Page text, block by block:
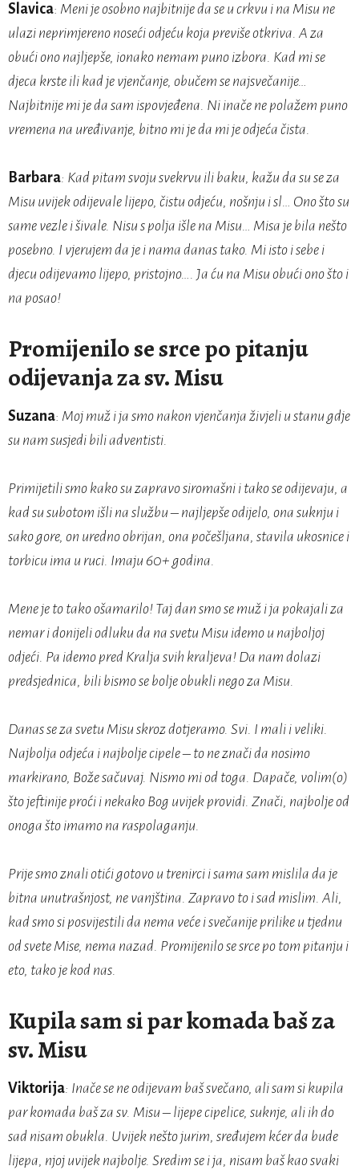
Slavica: Meni je osobno najbitnije da se u crkvu i na Misu ne
ulazi neprimjereno noseći odjeću koja previše otkriva. A za
obući ono najljepše, ionako nemam puno izbora. Kad mi se
djeca krste ili kad je vjenčanje, obučem se najsvečanije…
Najbitnije mi je da sam ispovjeđena. Ni inače ne polažem puno
vremena na uređivanje, bitno mi je da mi je odjeća čista.
Barbara: Kad pitam svoju svekrvu ili baku, kažu da su se za
Misu uvijek odijevale lijepo, čistu odjeću, nošnju i sl… Ono što su
same vezle i šivale. Nisu s polja išle na Misu… Misa je bila nešto
posebno. I vjerujem da je i nama danas tako. Mi isto i sebe i
djecu odijevamo lijepo, pristojno…. Ja ću na Misu obući ono što i
na posao!
Promijenilo se srce po pitanju
odijevanja za sv. Misu
Suzana: Moj muž i ja smo nakon vjenčanja živjeli u stanu gdje
su nam susjedi bili adventisti.
Primijetili smo kako su zapravo siromašni i tako se odijevaju, a
kad su subotom išli na službu – najljepše odijelo, ona suknju i
sako gore, on uredno obrijan, ona počešljana, stavila ukosnice i
torbicu ima u ruci. Imaju 60+ godina.
Mene je to tako ošamarilo! Taj dan smo se muž i ja pokajali za
nemar i donijeli odluku da na svetu Misu idemo u najboljoj
odjeći. Pa idemo pred Kralja svih kraljeva! Da nam dolazi
predsjednica, bili bismo se bolje obukli nego za Misu.
Danas se za svetu Misu skroz dotjeramo. Svi. I mali i veliki.
Najbolja odjeća i najbolje cipele – to ne znači da nosimo
markirano, Bože sačuvaj. Nismo mi od toga. Dapače, volim(o)
što jeftinije proći i nekako Bog uvijek providi. Znači, najbolje od
onoga što imamo na raspolaganju.
Prije smo znali otići gotovo u trenirci i sama sam mislila da je
bitna unutrašnjost, ne vanjština. Zapravo to i sad mislim. Ali,
kad smo si posvijestili da nema veće i svečanije prilike u tjednu
od svete Mise, nema nazad. Promijenilo se srce po tom pitanju i
eto, tako je kod nas.
Kupila sam si par komada baš za
sv. Misu
Viktorija: Inače se ne odijevam baš svečano, ali sam si kupila
par komada baš za sv. Misu – lijepe cipelice, suknje, ali ih do
sad nisam obukla. Uvijek nešto jurim, sređujem kćer da bude
lijepa, njoj uvijek najbolje. Sredim se i ja, nisam baš kao svaki